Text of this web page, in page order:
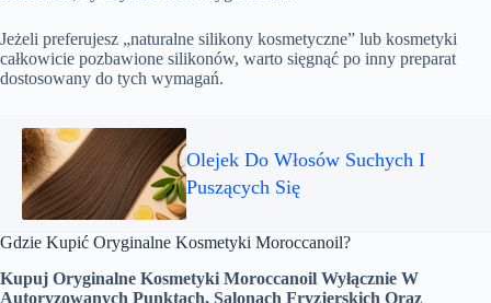
Jeżeli preferujesz „naturalne silikony kosmetyczne” lub kosmetyki
całkowicie pozbawione silikonów, warto sięgnąć po inny preparat
dostosowany do tych wymagań.
Olejek Do Włosów Suchych I
Puszących Się
Gdzie Kupić Oryginalne Kosmetyki Moroccanoil?
Kupuj Oryginalne Kosmetyki Moroccanoil Wyłącznie W
Autoryzowanych Punktach, Salonach Fryzjerskich Oraz